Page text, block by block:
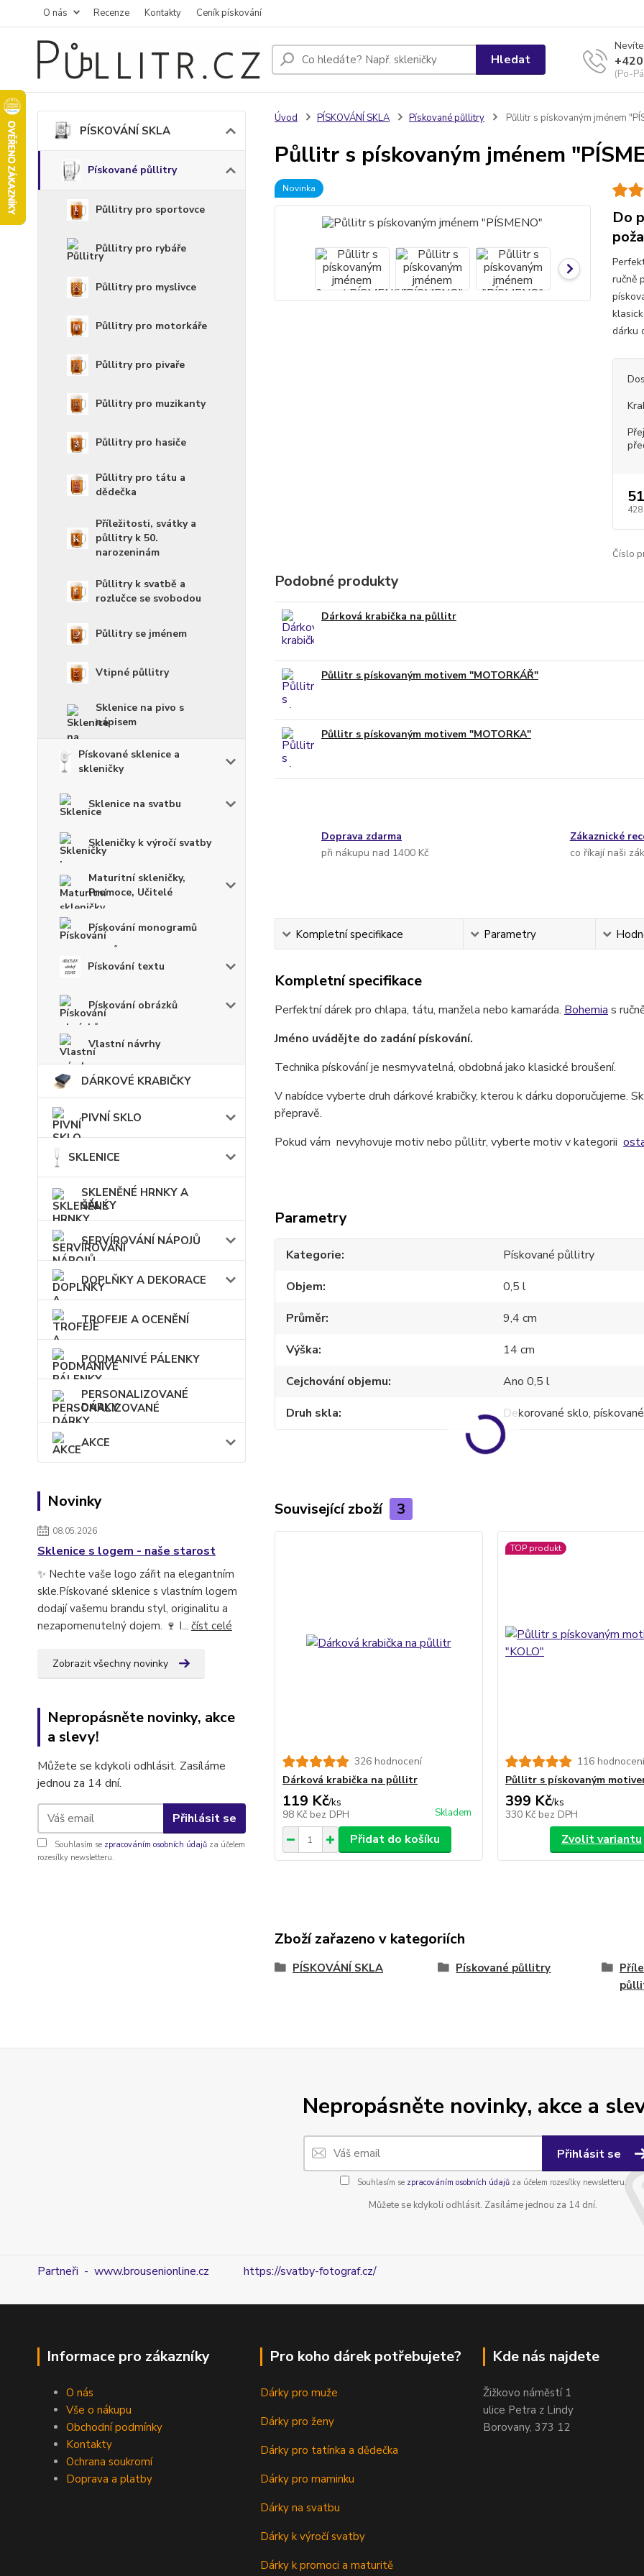
O nás Recenze Kontakty Ceník pískování
Hledat
(Po-
PÍSKOVÁNÍ SKLA
Pískované půllitry
Půllitry pro sportovce
Půllitry pro rybáře
Půllitry pro myslivce
Půllitry pro motorkáře
Půllitry pro pivaře
Půllitry pro muzikanty
Půllitry pro hasiče
Půllitry pro tátu a
dědečka
Příležitosti, svátky a
půllitry k 50.
narozeninám
Půllitry k svatbě a
rozlučce se svobodou
Půllitry se jménem
Vtipné půllitry
Sklenice na pivo s
nápisem
Pískované sklenice a
skleničky
Sklenice na svatbu
Skleničky k výročí svatby
Maturitní skleničky,
Promoce, Učitelé
Pískování monogramů
Pískování textu
Pískování obrázků
Vlastní návrhy
DÁRKOVÉ KRABIČKY
PIVNÍ SKLO
SKLENICE
SKLENĚNÉ HRNKY A
ŠÁLKY
SERVÍROVÁNÍ NÁPOJŮ
DOPLŇKY A DEKORACE
TROFEJE A OCENĚNÍ
PODMANIVÉ PÁLENKY
PERSONALIZOVANÉ
DÁRKY
AKCE
Novinky
08.05.2026
Sklenice s logem - naše starost
✨ Nechte vaše logo zářit na elegantním
skle.Pískované sklenice s vlastním logem
dodají vašemu brandu styl, originalitu a
nezapomenutelný dojem. 🍷 I... číst celé
Zobrazit všechny novinky
Nepropásněte novinky, akce
a slevy!
Můžete se kdykoli odhlásit. Zasíláme
jednou za 14 dní.
Přihlásit se
Souhlasím se zpracováním osobních údajů za účelem
rozesílky newsletteru.
Úvod PÍSKOVÁNÍ SKLA Pískované půllitry Půllitr s pískovaným jménem
Půllitr s pískovaným jménem
Novinka
Do
ručně
dárku
428
Číslo
Podobné produkty
Dárková krabička na půllitr
Půllitr s pískovaným motivem "MOTORKÁŘ"
Půllitr s pískovaným motivem "MOTORKA"
Doprava zdarma
při nákupu nad 1400 Kč
Zákaznické
co říkají naši
Kompletní specifikace Parametry
Kompletní specifikace
Perfektní dárek pro chlapa, tátu, manžela nebo kamaráda. Bohemia s
Jméno uvádějte do zadání pískování.
Technika pískování je nesmyvatelná, obdobná jako klasické broušení.
V nabídce vyberte druh dárkové krabičky, kterou k dárku doporučujeme.
přepravě.
Pokud vám nevyhovuje motiv nebo půllitr, vyberte motiv v kategorii
Parametry
Kategorie
Pískované půllitry
Objem
0,5 l
Průměr
9,4 cm
Výška
14 cm
Cejchování objemu
Ano 0,5 l
Druh skla
Dekorované sklo,
Související zboží 3
326 hodnocení
Dárková krabička na půllitr
119 Kč/ks
98 Kč bez DPH Skladem
Přidat do košíku
TOP produkt
116 hodnocení
Půllitr s pískovaným
399 Kč/ks
330 Kč bez DPH
Zvolit variantu
Zboží zařazeno v kategoriích
PÍSKOVÁNÍ SKLA Pískované půllitry
Nepropásněte novinky, akce a
Přihlásit se
Souhlasím se zpracováním osobních údajůza účelem rozesílky newsletteru.
Můžete se kdykoli odhlásit. Zasíláme jednou za 14 dní.
Partneři - www.brousenionline.cz https://svatby-fotograf.cz/
Informace pro zákazníky
O nás
Vše o nákupu
Obchodní podmínky
Kontakty
Ochrana soukromí
Doprava a platby
Pro koho dárek potřebujete?
Dárky pro muže
Dárky pro ženy
Dárky pro tatínka a dědečka
Dárky pro maminku
Dárky na svatbu
Dárky k výročí svatby
Dárky k promoci a maturitě
Kde nás najdete
Žižkovo náměstí 1
ulice Petra z Lindy
Borovany, 373 12